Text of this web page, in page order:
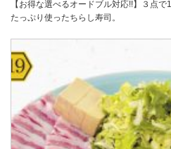
【お得な選べるオードブル対応!!】３点
たっぷり使ったちらし寿司。